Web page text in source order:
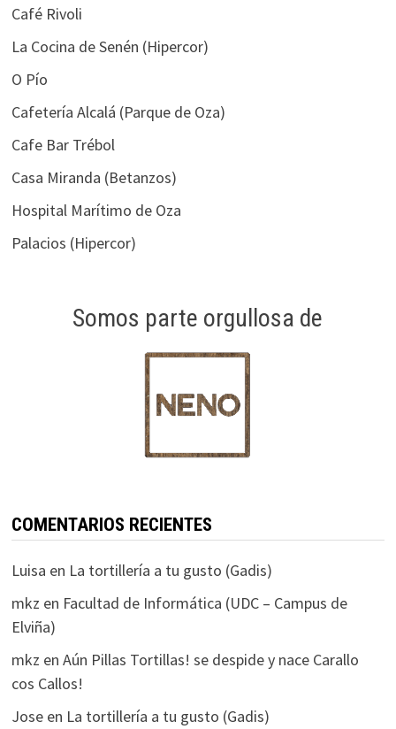
Café Rivoli
La Cocina de Senén (Hipercor)
O Pío
Cafetería Alcalá (Parque de Oza)
Cafe Bar Trébol
Casa Miranda (Betanzos)
Hospital Marítimo de Oza
Palacios (Hipercor)
Somos parte orgullosa de
COMENTARIOS RECIENTES
Luisa en La tortillería a tu gusto (Gadis)
mkz en Facultad de Informática (UDC – Campus de
Elviña)
mkz en Aún Pillas Tortillas! se despide y nace Carallo
cos Callos!
Joseen La tortillería a tu gusto (Gadis)